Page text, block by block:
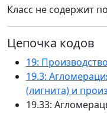
Класс не содержит
Цепочка кодов
19:
19.3:
(лигнита) и
19.33: